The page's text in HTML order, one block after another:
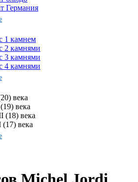
Германия
1 камнем
2 камнями
3 камнями
4 камнями
века
века
века
века